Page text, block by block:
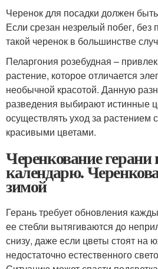
Черенок для посадки должен
Если срезан незрелый побег, без
такой черенок в большинстве
Пеларгония розебудная –
растение, которое отличается
необычной красотой. Данную
разведения выбирают истинные
осуществлять уход за
красивыми цветами.
Черенкование
календарю.
зимой
Герань требует обновления
ее стебли вытягиваются до
снизу, даже если цветы стоят на
недостаточно естественного